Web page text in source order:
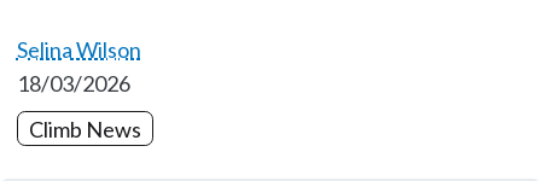
Selina Wilson
18/03/2026
Climb News